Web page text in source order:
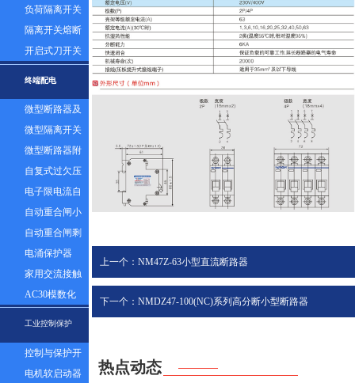
路器及漏电
负荷隔离开关
隔离开关熔断
器组
开启式刀开关
终端配电
微型断路器及
漏电
微型隔离开关
微型断路器附
件
自复式过欠压
保护器
电子限电流自
动控制器
自动重合闸小
型断路器
自动重合闸剩
余电流塑壳断
路器
电涌保护器
家用交流接触
器
AC30模数化
工业控制保护
控制与保护开
关
电机软启动器
上一个：NM47Z-63小型直流断路器
下一个：NMDZ47-100(NC)系列高分断小型断路器
热点动态